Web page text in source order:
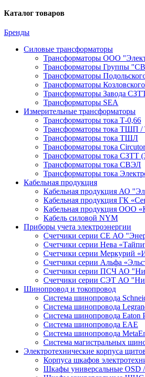
Каталог товаров
Бренды
Силовые трансформаторы
Трансформаторы ООО
Трансформаторы Группы
Трансформаторы
Трансформаторы
Трансформаторы Завода
Трансформаторы SEA
Измерительные трансформаторы
Трансформаторы тока Т-0,66
Трансформаторы тока ТШП
Трансформаторы тока ТШЛ
Трансформаторы тока
Трансформаторы тока
Трансформаторы тока СВЭЛ
Трансформаторы тока
Кабельная продукция
Кабельная продукция АО
Кабельная продукция ГК
Кабельная продукция ООО
Кабель силовой NYM
Приборы учета электроэнергии
Счетчики серии СЕ АО
Счетчики серии Нева
Счетчики серии Меркурий
Счетчики серии Альфа
Счетчики серии ПСЧ АО
Счетчики серии СЭТ АО
Шинопровод и токопровод
Система шинопровода
Система шинопровода
Система шинопровода Eaton
Система шинопровода EAE
Система шинопровода
Система магистральных
Электротехнические корпуса
Корпуса шкафов
Шкафы универсальные